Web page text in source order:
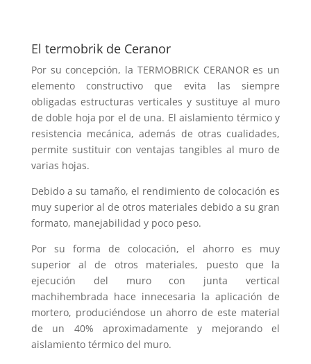
El termobrik de Ceranor
Por su concepción, la TERMOBRICK CERANOR es un
elemento constructivo que evita las siempre
obligadas estructuras verticales y sustituye al muro
de doble hoja por el de una. El aislamiento térmico y
resistencia mecánica, además de otras cualidades,
permite sustituir con ventajas tangibles al muro de
varias hojas.
Debido a su tamaño, el rendimiento de colocación es
muy superior al de otros materiales debido a su gran
formato, manejabilidad y poco peso.
Por su forma de colocación, el ahorro es muy
superior al de otros materiales, puesto que la
ejecución del muro con junta vertical
machihembrada hace innecesaria la aplicación de
mortero, produciéndose un ahorro de este material
de un 40% aproximadamente y mejorando el
aislamiento térmico del muro.